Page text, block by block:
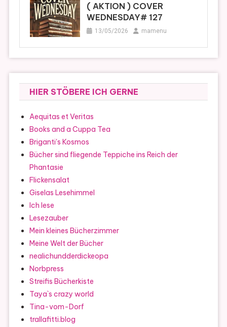
( AKTION ) COVER
WEDNESDAY# 127
13/05/2026 mamenu
HIER STÖBERE ICH GERNE
Aequitas et Veritas
Books and a Cuppa Tea
Briganti's Kosmos
Bücher sind fliegende Teppiche ins Reich der
Phantasie
Flickensalat
Giselas Lesehimmel
Ich lese
Lesezauber
Mein kleines Bücherzimmer
Meine Welt der Bücher
nealichundderdickeopa
Norbpress
Streifis Bücherkiste
Taya`s crazy world
Tina-vom-Dorf
trallafitti.blog